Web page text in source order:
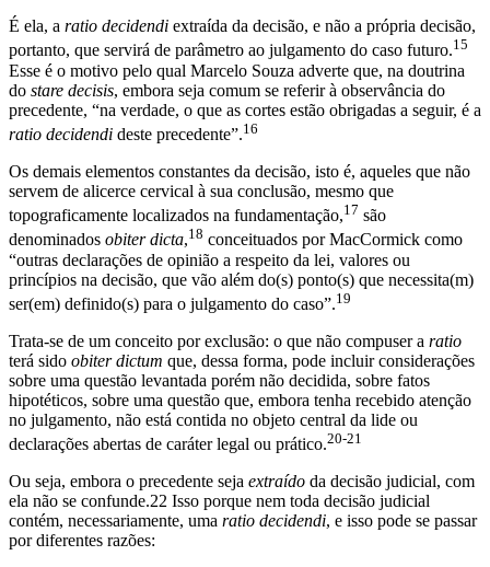
É ela, a ratio decidendi extraída da decisão, e não a própria decisão,
portanto, que servirá de parâmetro ao julgamento do caso futuro.15
Esse é o motivo pelo qual Marcelo Souza adverte que, na doutrina
do stare decisis, embora seja comum se referir à observância do
precedente, “na verdade, o que as cortes estão obrigadas a seguir, é a
ratio decidendi deste precedente”.16
Os demais elementos constantes da decisão, isto é, aqueles que não
servem de alicerce cervical à sua conclusão, mesmo que
topograficamente localizados na fundamentação,17 são
denominados obiter dicta,18 conceituados por MacCormick como
“outras declarações de opinião a respeito da lei, valores ou
princípios na decisão, que vão além do(s) ponto(s) que necessita(m)
ser(em) definido(s) para o julgamento do caso”.19
Trata-se de um conceito por exclusão: o que não compuser a ratio
terá sido obiter dictum que, dessa forma, pode incluir considerações
sobre uma questão levantada porém não decidida, sobre fatos
hipotéticos, sobre uma questão que, embora tenha recebido atenção
no julgamento, não está contida no objeto central da lide ou
declarações abertas de caráter legal ou prático.20-21
Ou seja, embora o precedente seja extraído da decisão judicial, com
ela não se confunde.22 Isso porque nem toda decisão judicial
contém, necessariamente, uma ratio decidendi, e isso pode se passar
por diferentes razões: